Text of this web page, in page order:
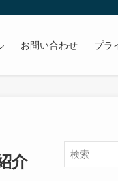
お問い合わせ プラ
介